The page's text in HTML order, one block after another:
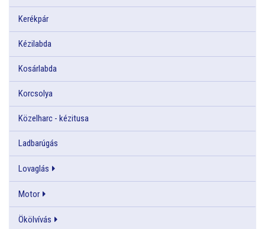
Kerékpár
Kézilabda
Kosárlabda
Korcsolya
Közelharc - kézitusa
Ladbarúgás
Lovaglás
Motor
Ökölvívás